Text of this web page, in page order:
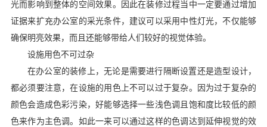
光而影响到整体的空间效果。因此在装修过程当中一定要通过增加
证据来扩充办公室的采光条件，建议可以采用中性灯光，不仅能够
确保明亮效果，而且还能够带给人们较好的视觉体验。
设施用色不可过杂
在办公室的装修上，无论是需要进行隔断设置还是造型设计，
都必须要注意，在设施的用色上不可以过于复杂。因为过于复杂的
颜色会造成色彩污染，好能够选择一些浅色调且饱和度比较低的颜
色来作为主色调。如此一来可以通过这样的色调达到延伸视觉的效